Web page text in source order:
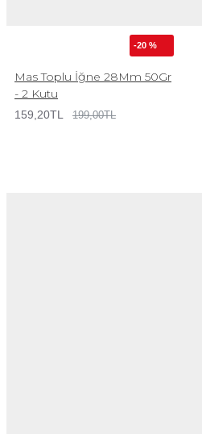
-20 %
Mas Toplu İğne 28Mm 50Gr
- 2 Kutu
159,20TL 199,00TL